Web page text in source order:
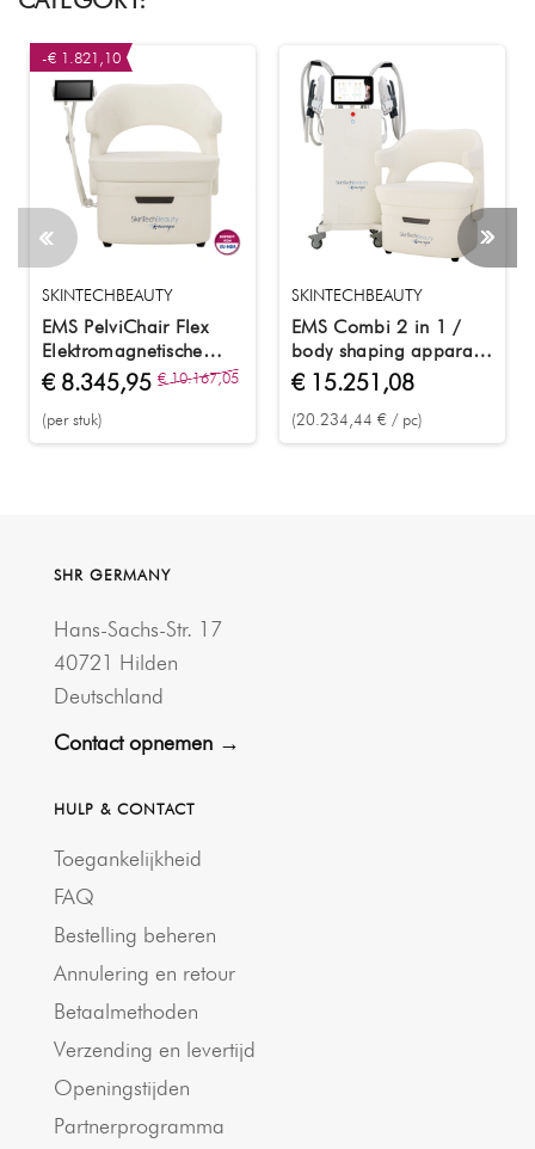
-€ 1.821,10
SKINTECHBEAUTY
EMS PelviChair Flex
Elektromagnetische
stimulatiestoel om de
bekkenbodem te
versterken Wit
€ 8.345,95 € 10.167,05
(per stuk)
SKINTECHBEAUTY
EMS Combi 2 in 1 /
body shaping apparaat
en PelviChair
€ 15.251,08
(20.234,44 € / pc)
SHR GERMANY
Hans-Sachs-Str. 17
40721 Hilden
Deutschland
Contact opnemen →
HULP & CONTACT
Toegankelijkheid
FAQ
Bestelling beheren
Annulering en retour
Betaalmethoden
Verzending en levertijd
Openingstijden
Partnerprogramma